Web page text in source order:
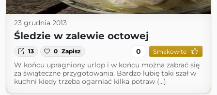
23 grudnia 2013
Śledzie w zalewie octowej
13 0 Zapisz 0 Smakowite
W końcu upragniony urlop i w końcu można zabrać się
za świąteczne przygotowania. Bardzo lubię taki szał w
kuchni kiedy trzeba ogarniać kilka potraw (...)